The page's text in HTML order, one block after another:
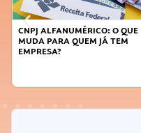
O QUE
QUEM JÁ TEM